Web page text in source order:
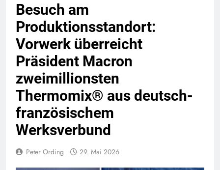
Besuch am
Produktionsstandort:
Vorwerk überreicht
Präsident Macron
zweimillionsten
Thermomix® aus deutsch-
französischem
Werksverbund
Peter Ording 29. Mai 2026